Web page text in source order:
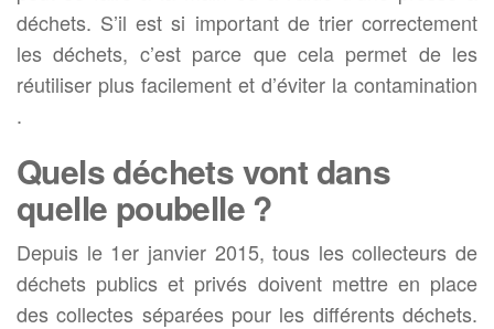
déchets. S’il est si important de trier correctement
les déchets, c’est parce que cela permet de les
réutiliser plus facilement et d’éviter la contamination
.
Quels déchets vont dans
quelle poubelle ?
Depuis le 1er janvier 2015, tous les collecteurs de
déchets publics et privés doivent mettre en place
des collectes séparées pour les différents déchets.